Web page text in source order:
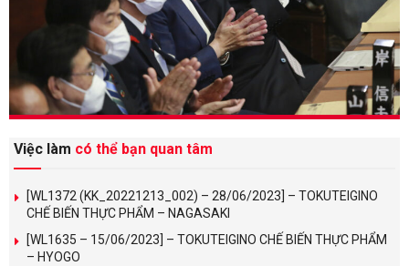
Việc làm có thể bạn quan tâm
[WL1372 (KK_20221213_002) – 28/06/2023] – TOKUTEIGINO
CHẾ BIẾN THỰC PHẨM – NAGASAKI
[WL1635 – 15/06/2023] – TOKUTEIGINO CHẾ BIẾN THỰC PHẨM
– HYOGO